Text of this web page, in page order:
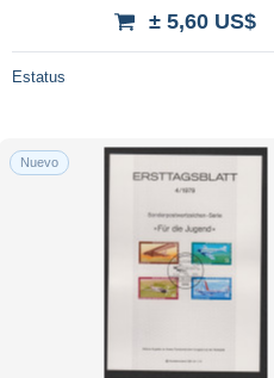
± 5,60 US$
Estatus
Nuevo